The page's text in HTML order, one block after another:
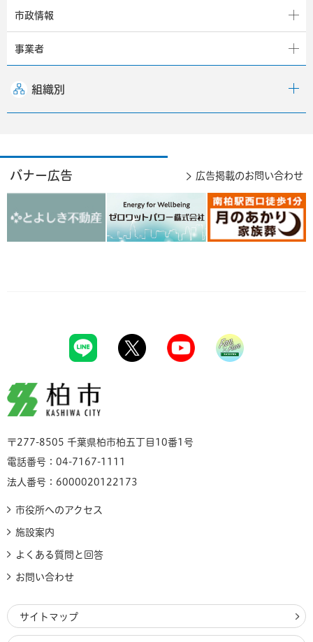
市政情報
事業者
組織別
バナー広告 広告掲載のお問い合わせ
柏市
〒277-8505 千葉県柏市柏五丁目10番1号
電話番号：04-7167-1111
法人番号：6000020122173
市役所へのアクセス
施設案内
よくある質問と回答
お問い合わせ
サイトマップ